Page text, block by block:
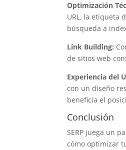
Optimización
URL, la etiqueta
búsqueda a
Link Building:
de sitios web
Experiencia del
con un diseño
beneficia el
Conclusión
SERP juega un
cómo optimizar